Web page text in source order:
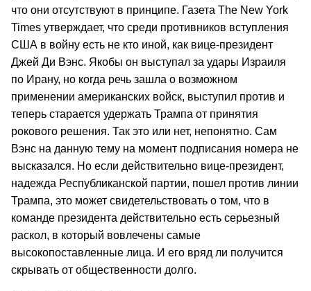
что они отсутствуют в принципе. Газета The New York
Times утверждает, что среди противников вступления
США в войну есть не кто иной, как вице-президент
Джей Ди Вэнс. Якобы он выступал за удары Израиля
по Ирану, но когда речь зашла о возможном
применении американских войск, выступил против и
теперь старается удержать Трампа от принятия
рокового решения. Так это или нет, непонятно. Сам
Вэнс на данную тему на момент подписания номера не
высказался. Но если действительно вице-президент,
надежда Республиканской партии, пошел против линии
Трампа, это может свидетельствовать о том, что в
команде президента действительно есть серьезный
раскол, в который вовлечены самые
высокопоставленные лица. И его вряд ли получится
скрывать от общественности долго.